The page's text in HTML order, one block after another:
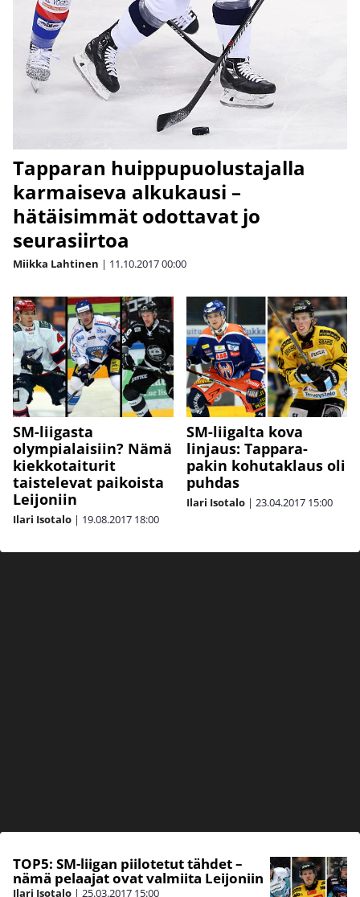
Tapparan huippupuolustajalla
karmaiseva alkukausi –
hätäisimmät odottavat jo
seurasiirtoa
Miikka Lahtinen | 11.10.201700:00
SM-liigasta
olympialaisiin? Nämä
kiekkotaiturit
taistelevat paikoista
Leijoniin
Ilari Isotalo | 19.08.2017 18:00
SM-liigalta kova
linjaus: Tappara-
pakin kohutaklaus oli
puhdas
Ilari Isotalo | 23.04.2017 15:00
TOP5: SM-liigan piilotetut tähdet –
nämä pelaajat ovat valmiita Leijoniin
Ilari Isotalo | 25.03.2017 15:00